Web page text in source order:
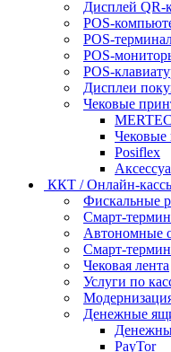
Дисплей QR-
POS-
POS-
POS-
POS-
Дисплеи
Чековые
Posiflex
ККТ / Онлайн-
Фискальные
Смарт-
Автономные
Смарт-
Чековая лента
Услуги по
Денежные
PayTor